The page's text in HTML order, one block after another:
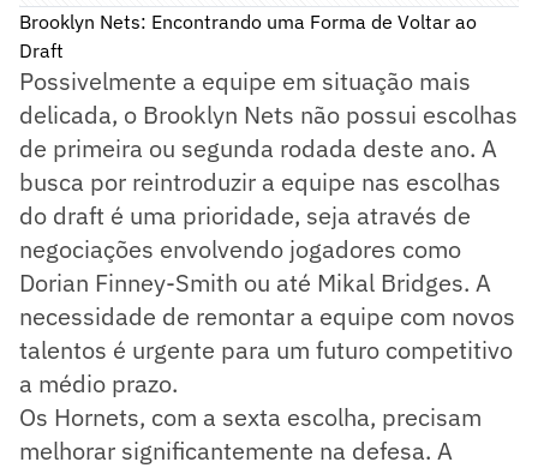
Brooklyn Nets: Encontrando uma Forma de Voltar ao
Draft
Possivelmente a equipe em situação mais
delicada, o Brooklyn Nets não possui escolhas
de primeira ou segunda rodada deste ano. A
busca por reintroduzir a equipe nas escolhas
do draft é uma prioridade, seja através de
negociações envolvendo jogadores como
Dorian Finney-Smith ou até Mikal Bridges. A
necessidade de remontar a equipe com novos
talentos é urgente para um futuro competitivo
a médio prazo.
Os Hornets, com a sexta escolha, precisam
melhorar significantemente na defesa. A